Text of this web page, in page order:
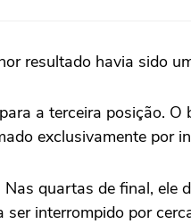
resultado havia sido
a terceira posição. O
exclusivamente por
quartas de final, ele
interrompido por